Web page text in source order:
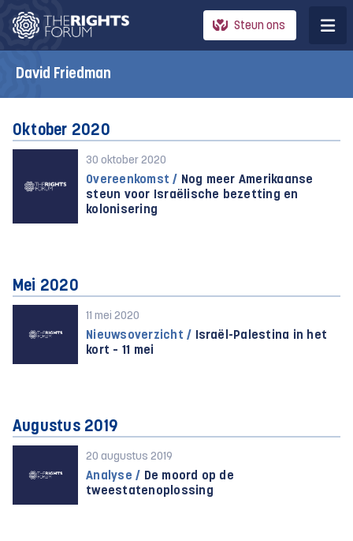
Steun ons
David Friedman
Oktober 2020
30 oktober 2020
Overeenkomst / Nog meer Amerikaanse
steun voor Israëlische bezetting en
kolonisering
Mei 2020
11 mei 2020
Nieuwsoverzicht / Israël-Palestina in het
kort – 11 mei
Augustus 2019
20 augustus 2019
Analyse / De moord op de
tweestatenoplossing